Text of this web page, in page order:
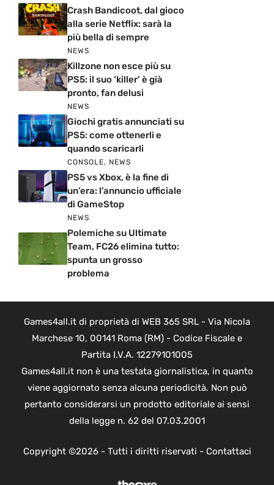
Crash Bandicoot, dal gioco
alla serie Netflix: sarà la
più bella di sempre
NEWS
Killzone non esce più su
PS5: il suo ‘killer’ è già
pronto, fan delusi
NEWS
Giochi gratis annunciati su
PS5: come ottenerli e
quando scaricarli
CONSOLE, NEWS
PS5 vs Xbox, è la fine di
un’era: l’annuncio ufficiale
di GameStop
NEWS
Polemiche su Ultimate
Team, FC26 elimina tutto:
spunta un grosso
problema
Games4all.it di proprietà di WEB 365 SRL - Via Nicola
Marchese 10, 00141 Roma (RM) - Codice Fiscale e
Partita I.V.A. 12279101005
Games4all.it non è una testata giornalistica, in quanto
viene aggiornato senza alcuna periodicità. Non può
pertanto considerarsi un prodotto editoriale ai sensi
della legge n. 62 del 07.03.2001
Copyright ©2026 - Tutti i diritti riservati - Contattaci